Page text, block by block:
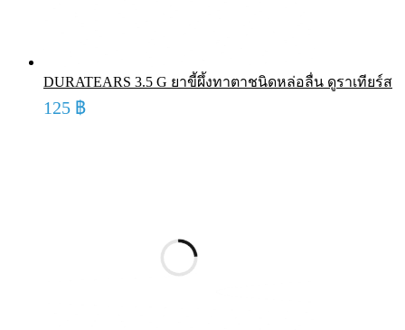
DURATEARS 3.5 G ยาขี้ผึ้งทาตาชนิดหล่อลื่น ดูราเทียร์ส
125 ฿